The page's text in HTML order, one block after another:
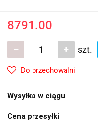
8791.00
szt.
Do przechowalni
Wysyłka w ciągu
Cena przesyłki